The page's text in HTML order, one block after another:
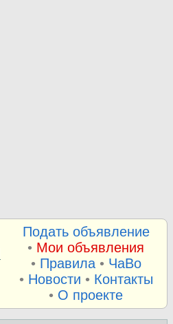
Подать объявление
• Мои объявления
• Правила• ЧаВо
• Новости • Контакты
• О проекте